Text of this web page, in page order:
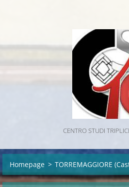
CENTRO STUDI
Homepage > TORREMAGGIORE